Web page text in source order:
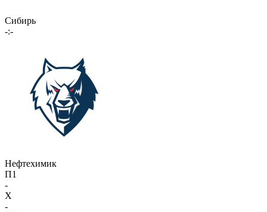
Сибирь
-:-
Нефтехимик
П1
-
X
-